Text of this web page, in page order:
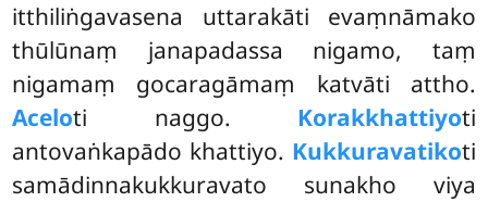
itthiliṅgavasena uttarakāti evaṃnāmako
thūlūnaṃ janapadassa nigamo, taṃ
nigamaṃ gocaragāmaṃ katvāti attho.
Aceloti naggo. Korakkhattiyoti
antovaṅkapādo khattiyo. Kukkuravatikoti
samādinnakukkuravato sunakho viya